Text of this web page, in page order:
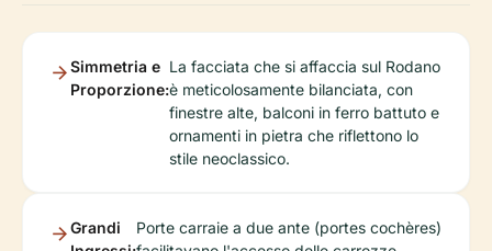
Simmetria e
Proporzione:
La facciata che si affaccia sul Rodano
è meticolosamente bilanciata, con
finestre alte, balconi in ferro battuto e
ornamenti in pietra che riflettono lo
stile neoclassico.
Grandi
Porte carraie a due ante (portes cochères)